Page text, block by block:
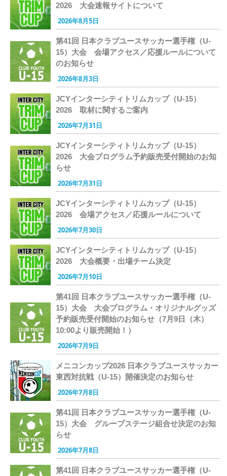
2026 大会速報サイトについて
2026年8月5日
第41回 日本クラブユースサッカー選手権（U-
15）大会 会場アクセス／応援ルールについて
のお知らせ
2026年8月3日
JCYインターシティトリムカップ（U-15）
2026 取材に関するご案内
2026年7月31日
JCYインターシティトリムカップ（U-15）
2026 大会プログラム予約販売受付開始のお知
らせ
2026年7月31日
JCYインターシティトリムカップ（U-15）
2026 会場アクセス／応援ルールについて
2026年7月30日
JCYインターシティトリムカップ（U-15）
2026 大会概要・出場チーム決定
2026年7月10日
第41回 日本クラブユースサッカー選手権（U-
15）大会 大会プログラム・オリジナルグッズ
予約販売受付開始のお知らせ（7月9日（木）
10:00より販売開始！）
2026年7月9日
メニコンカップ2026 日本クラブユースサッカー
東西対抗戦（U-15）開催決定のお知らせ
2026年7月8日
第41回 日本クラブユースサッカー選手権（U-
15）大会 グループステージ組合せ決定のお知
らせ
2026年7月8日
第41回 日本クラブユースサッカー選手権（U-